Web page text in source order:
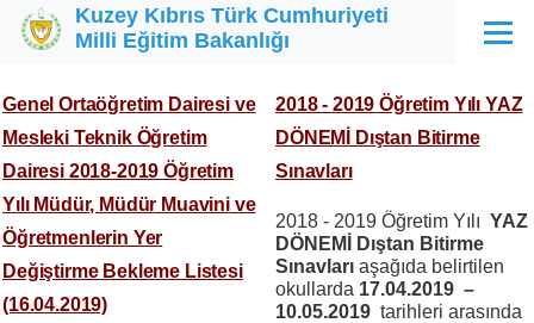
Ana içeriğe atla
Kuzey Kıbrıs Türk Cumhuriyeti
Milli Eğitim Bakanlığı
Menü
Genel Ortaöğretim Dairesi ve
Mesleki Teknik Öğretim
Dairesi 2018-2019 Öğretim
Yılı Müdür, Müdür Muavini ve
Öğretmenlerin Yer
Değiştirme Bekleme Listesi
(16.04.2019)
2018 - 2019 Öğretim Yılı YAZ
DÖNEMİ Dıştan Bitirme
Sınavları
2018 - 2019 Öğretim Yılı YAZ
DÖNEMİ Dıştan Bitirme
Sınavları aşağıda belirtilen
okullarda 17.04.2019 –
10.05.2019 tarihleri arasında